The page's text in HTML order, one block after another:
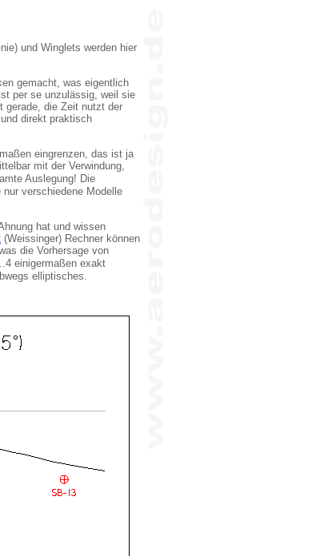
und Winglets werden hier
gemacht, was eigentlich
per se unzulässig, weil sie
gerade, die Zeit nutzt der
direkt praktisch
eingrenzen, das ist ja
mit der Verwindung,
Auslegung! Die
verschiedene Modelle
hat und wissen
(Weissinger) Rechner können
die Vorhersage von
einigermaßen exakt
elliptisches.